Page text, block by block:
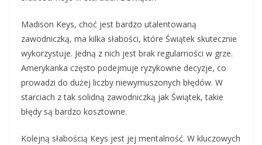
Madison Keys, choć jest bardzo utalentowaną
zawodniczką, ma kilka słabości, które Świątek skutecznie
wykorzystuje. Jedną z nich jest brak regularności w grze.
Amerykanka często podejmuje ryzykowne decyzje, co
prowadzi do dużej liczby niewymuszonych błędów. W
starciach z tak solidną zawodniczką jak Świątek, takie
błędy są bardzo kosztowne.
Kolejną słabością Keys jest jej mentalność. W kluczowych